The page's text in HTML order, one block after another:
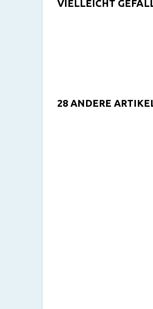
VIELLEICHT
28 ANDERE